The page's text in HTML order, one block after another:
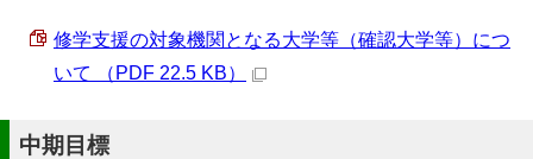
修学支援の対象機関となる大学等（確認大学等）につ
いて （PDF 22.5 KB）
中期目標